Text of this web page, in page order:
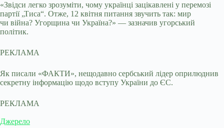
«Звідси легко зрозуміти, чому українці зацікавлені у перемозі
партії „Тиса“. Отже, 12 квітня питання звучить так: мир
чи війна? Угорщина чи Україна?» — зазначив угорський
політик.
РЕКЛАМА
Як писали «ФАКТИ», нещодавно сербський лідер оприлюднив
секретну інформацію щодо вступу України до ЄС.
РЕКЛАМА
Джерело